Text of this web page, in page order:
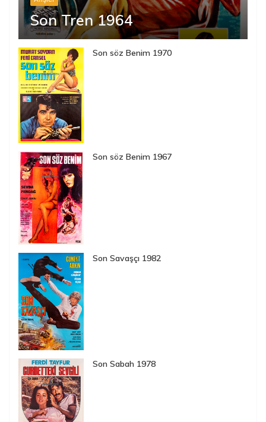
Son Tren 1964
Son söz Benim 1970
Son söz Benim 1967
Son Savaşçı 1982
Son Sabah 1978